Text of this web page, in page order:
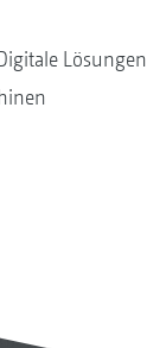
Lösungen